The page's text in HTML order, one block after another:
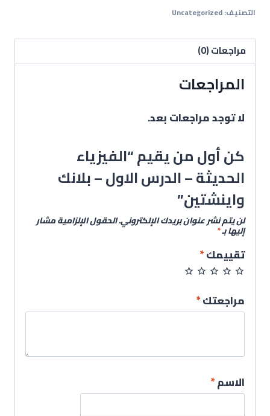
التصنيف:Uncategorized
مراجعات (0)
المراجعات
لا توجد مراجعات بعد.
كن أول من يقيم “الفيزياء
الحديثة – الدرس الاول – بلانك
واينشتين”
لن يتم نشر عنوان بريدك الإلكتروني.الحقول الإلزامية مشار
إليها بـ*
تقييمك*
مراجعتك*
الاسم*